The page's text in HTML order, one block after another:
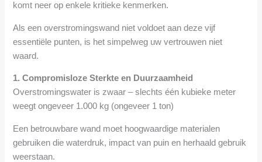
komt neer op enkele kritieke kenmerken.
Als een overstromingswand niet voldoet aan deze vijf
essentiële punten, is het simpelweg uw vertrouwen niet
waard.
1. Compromisloze Sterkte en Duurzaamheid
Overstromingswater is zwaar – slechts één kubieke meter
weegt ongeveer 1.000 kg (ongeveer 1 ton)
Een betrouwbare wand moet hoogwaardige materialen
gebruiken die waterdruk, impact van puin en herhaald gebruik
weerstaan.